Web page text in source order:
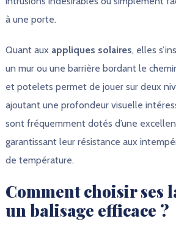
à une porte.
Quant aux appliques solaires, elles
un mur ou une barrière bordant le
et potelets permet de jouer sur deux
ajoutant une profondeur visuelle
sont fréquemment dotés d’une
garantissant leur résistance aux
de température.
Comment choisir ses
un balisage efficace ?